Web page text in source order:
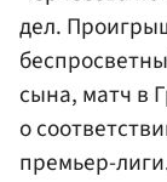
дел.
сына, матч в
о
премьер-